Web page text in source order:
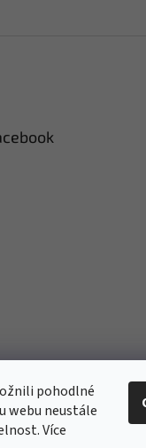
pohodlné
webu neustále
Více
www.sport4outlet.cz